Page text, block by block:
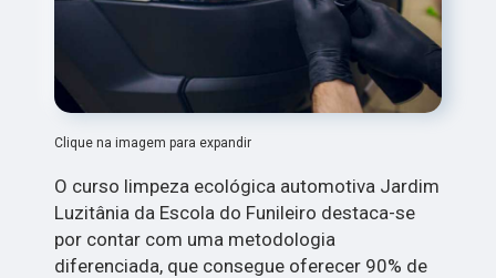
Clique na imagem para expandir
O curso limpeza ecológica automotiva Jardim
Luzitânia da Escola do Funileiro destaca-se
por contar com uma metodologia
diferenciada, que consegue oferecer 90% de